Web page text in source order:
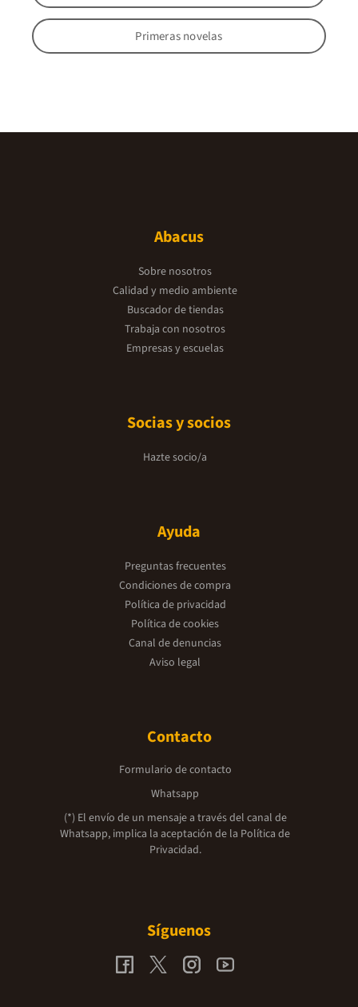
Primeras novelas
Abacus
Sobre nosotros
Calidad y medio ambiente
Buscador de tiendas
Trabaja con nosotros
Empresas y escuelas
Socias y socios
Hazte socio/a
Ayuda
Preguntas frecuentes
Condiciones de compra
Política de privacidad
Política de cookies
Canal de denuncias
Aviso legal
Contacto
Formulario de contacto
Whatsapp
(*) El envío de un mensaje a través del canal de
Whatsapp, implica la aceptación de la Política de
Privacidad.
Síguenos